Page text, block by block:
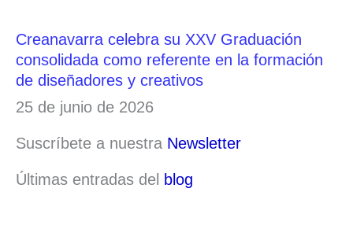
Creanavarra celebra su XXV Graduación
consolidada como referente en la formación
de diseñadores y creativos
25 de junio de 2026
Suscríbete a nuestra Newsletter
Últimas entradas del blog